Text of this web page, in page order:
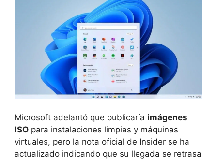
Microsoft adelantó que publicaría imágenes
ISO para instalaciones limpias y máquinas
virtuales, pero la nota oficial de Insider se ha
actualizado indicando que su llegada se retrasa